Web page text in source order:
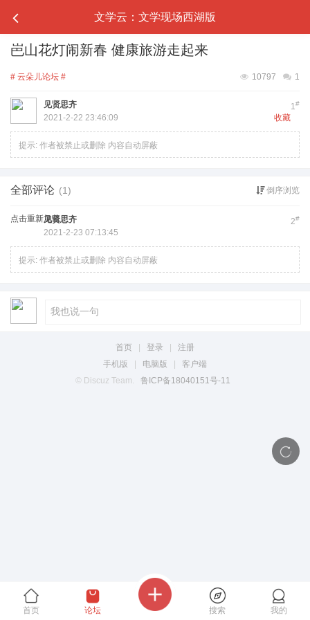
文学云：文学现场西湖版
岜山花灯闹新春 健康旅游走起来
# 云朵儿论坛 # 1
10797
1#
见贤思齐
收藏
2021-2-22 23:46:09
提示: 作者被禁止或删除 内容自动屏蔽
全部评论 (1) 倒序浏览
点击重新加载 2#
见贤思齐
2021-2-23 07:13:45
提示: 作者被禁止或删除 内容自动屏蔽
首页 登录
注册
手机版
电脑版
客户端
© Discuz Team.
鲁ICP备18040151号-11
首页 论坛 搜索 我的